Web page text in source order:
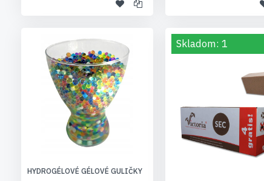
HYDROGÉLOVÉ GÉLOVÉ GULIČKY
Skladom: 1